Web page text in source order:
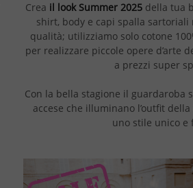
Crea il look Summer 2025della tua
shirt, body e capi spalla
qualità; utilizziamo solo cotone
per realizzare piccole opere d’arte
a prezzi super
Con la bella stagione il guardaroba
accese che illuminano l’outfit
uno stile unico e